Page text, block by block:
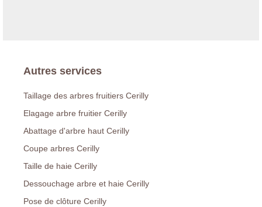
Autres services
Taillage des arbres fruitiers Cerilly
Elagage arbre fruitier Cerilly
Abattage d'arbre haut Cerilly
Coupe arbres Cerilly
Taille de haie Cerilly
Dessouchage arbre et haie Cerilly
Pose de clôture Cerilly